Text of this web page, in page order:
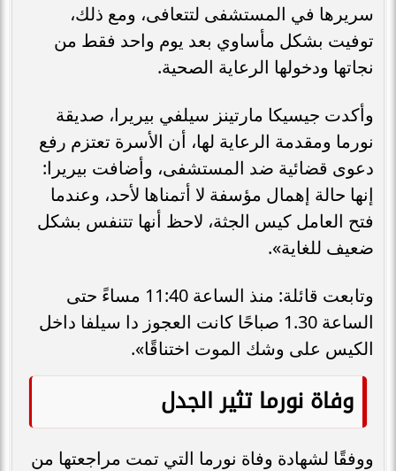
سريرها في المستشفى لتتعافى، ومع ذلك،
توفيت بشكل مأساوي بعد يوم واحد فقط من
نجاتها ودخولها الرعاية الصحية.
وأكدت جيسيكا مارتينز سيلفي بيريرا، صديقة
نورما ومقدمة الرعاية لها، أن الأسرة تعتزم رفع
دعوى قضائية ضد المستشفى، وأضافت بيريرا:
إنها حالة إهمال مؤسفة لا أتمناها لأحد، وعندما
فتح العامل كيس الجثة، لاحظ أنها تتنفس بشكل
ضعيف للغاية».
وتابعت قائلة: منذ الساعة 11:40 مساءً حتى
الساعة 1.30 صباحًا كانت العجوز دا سيلفا داخل
الكيس على وشك الموت اختناقًا».
وفاة نورما تثير الجدل
ووفقًا لشهادة وفاة نورما التي تمت مراجعتها من